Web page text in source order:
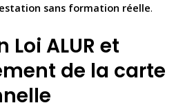
sans formation réelle.
ALUR et
de la carte